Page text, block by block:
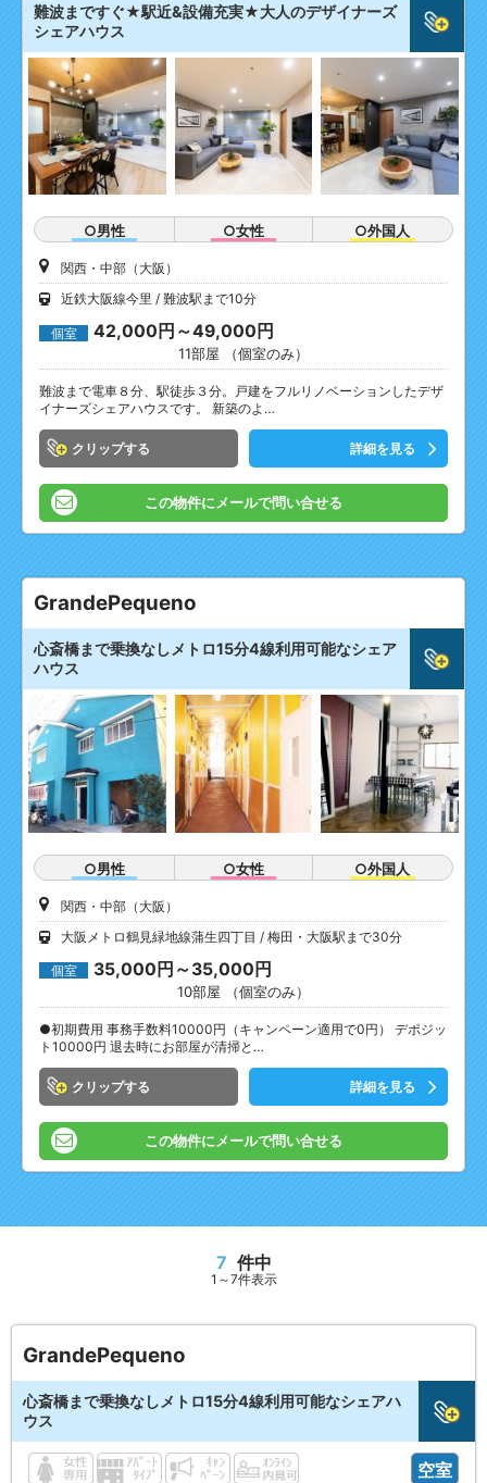
難波まですぐ★駅近&設備充実★大人のデザイナーズ
シェアハウス
○男性 ○女性 ○外国人
関西・中部（大阪）
近鉄大阪線今里
難波駅まで10分
個室 42,000円～49,000円
11部屋 （個室のみ）
難波まで電車８分、駅徒歩３分。戸建をフルリノベーションしたデザ
イナーズシェアハウスです。 新築のよ…
クリップ 詳細を見る
この物件にメールで問い合せる
GrandePequeno
心斎橋まで乗換なしメトロ15分4線利用可能なシェア
ハウス
○男性 ○女性 ○外国人
関西・中部（大阪）
大阪メトロ鶴見緑地線蒲生四丁目
梅田・大阪駅まで30分
個室 35,000円～35,000円
10部屋 （個室のみ）
●初期費用 事務手数料10000円（キャンペーン適用で0円） デポジッ
ト10000円 退去時にお部屋が清掃と…
クリップ 詳細を見る
この物件にメールで問い合せる
7 件中
1～7件表示
GrandePequeno
心斎橋まで乗換なしメトロ15分4線利用可能なシェアハ
ウス
空室